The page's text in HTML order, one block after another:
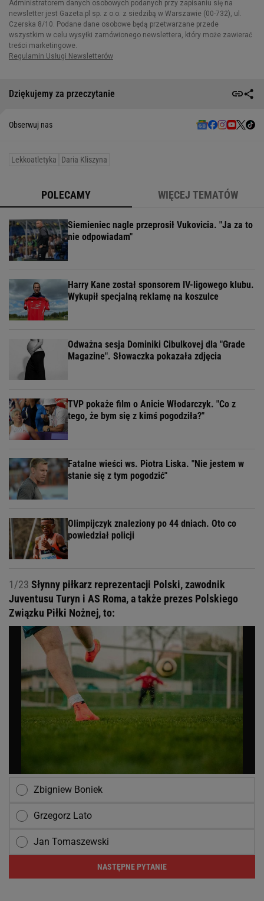
Dziękujemy za przeczytanie
Obserwuj nas
Lekkoatletyka Daria Kliszyna
POLECAMY WIĘCEJ TEMATÓW
Siemieniec nagle przeprosił Vukovicia. "Ja za to
nie odpowiadam"
Harry Kane został sponsorem IV-ligowego klubu.
Wykupił specjalną reklamę na koszulce
Odważna sesja Dominiki Cibulkovej dla "Grade
Magazine". Słowaczka pokazała zdjęcia
TVP pokaże film o Anicie Włodarczyk. "Co z
tego, że bym się z kimś pogodziła?"
Fatalne wieści ws. Piotra Liska. "Nie jestem w
stanie się z tym pogodzić"
Olimpijczyk znaleziony po 44 dniach. Oto co
powiedział policji
1/23 Słynny piłkarz reprezentacji Polski, zawodnik
Juventusu Turyn i AS Roma, a także prezes Polskiego
Związku Piłki Nożnej, to:
Zbigniew Boniek
Grzegorz Lato
Jan Tomaszewski
NASTĘPNE PYTANIE